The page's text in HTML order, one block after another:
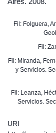
Fil: Folguera,
Fil:
Fil: Miranda,
y Servicios.
Fil: Leanza,
Servicios.
URI